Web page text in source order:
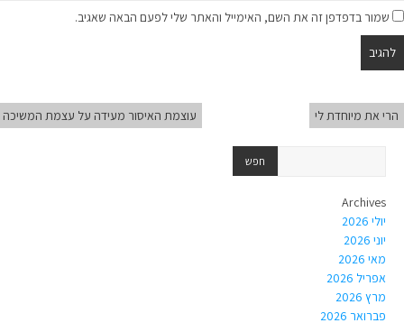
שמור בדפדפן זה את השם, האימייל והאתר שלי לפעם הבאה שאגיב.
הרי את מיוחדת לי עוצמת האיסור מעידה על עצמת המשיכה
Archives
יולי 2026
יוני 2026
מאי 2026
אפריל 2026
מרץ 2026
פברואר 2026